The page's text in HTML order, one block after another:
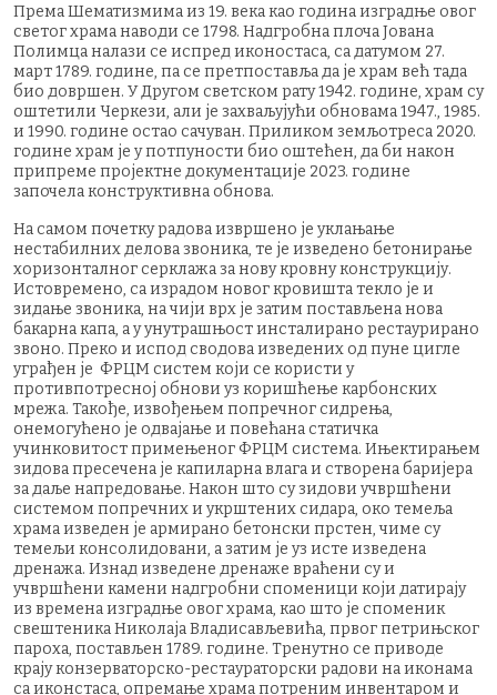
Према Шематизмима из 19. века као година изградње овог
светог храма наводи се 1798. Надгробна плоча Јована
Полимца налази се испред иконостаса, са датумом 27.
март 1789. године, па се претпоставља да је храм већ тада
био довршен. У Другом светском рату 1942. године, храм су
оштетили Черкези, али је захваљујући обновама 1947., 1985.
и 1990. године остао сачуван. Приликом земљотреса 2020.
године храм је у потпуности био оштећен, да би након
припреме пројектне документације 2023. године
започела конструктивна обнова.
На самом почетку радова извршено је уклањање
нестабилних делова звоника, те је изведено бетонирање
хоризонталног серклажа за нову кровну конструкцију.
Истовремено, са израдом новог кровишта текло је и
зидање звоника, на чији врх је затим постављена нова
бакарна капа, а у унутрашњост инсталирано рестаурирано
звоно. Преко и испод сводова изведених од пуне цигле
уграђен је ФРЦМ систем који се користи у
противпотресној обнови уз коришћење карбонских
мрежа. Такође, извођењем попречног сидрења,
онемогућено је одвајање и повећана статичка
учинковитост примењеног ФРЦМ система. Ињектирањем
зидова пресечена је капиларна влага и створена баријера
за даље напредовање. Након што су зидови учвршћени
системом попречних и укрштених сидара, око темеља
храма изведен је армирано бетонски прстен, чиме су
темељи консолидовани, а затим је уз исте изведена
дренажа. Изнад изведене дренаже враћени су и
учвршћени камени надгробни споменици који датирају
из времена изградње овог храма, као што је споменик
свештеника Николаја Владисављевића, првог петрињског
пароха, постављен 1789. године. Тренутно се приводе
крају конзерваторско-рестаураторски радови на иконама
са иконстаса, опремање храма потреним инвентаром и